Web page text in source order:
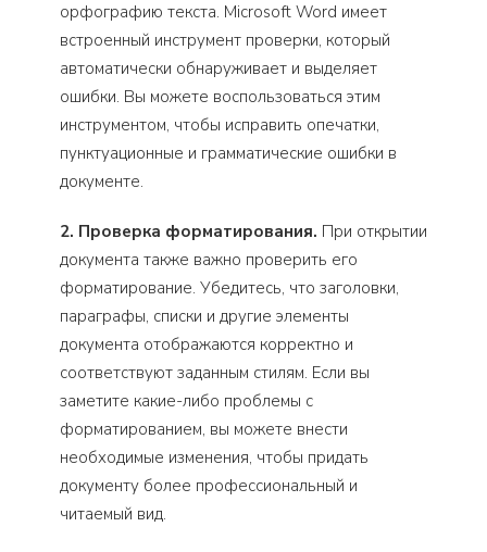
орфографию текста. Microsoft Word имеет
встроенный инструмент проверки, который
автоматически обнаруживает и выделяет
ошибки. Вы можете воспользоваться этим
инструментом, чтобы исправить опечатки,
пунктуационные и грамматические ошибки в
документе.
2. Проверка форматирования. При открытии
документа также важно проверить его
форматирование. Убедитесь, что заголовки,
параграфы, списки и другие элементы
документа отображаются корректно и
соответствуют заданным стилям. Если вы
заметите какие-либо проблемы с
форматированием, вы можете внести
необходимые изменения, чтобы придать
документу более профессиональный и
читаемый вид.